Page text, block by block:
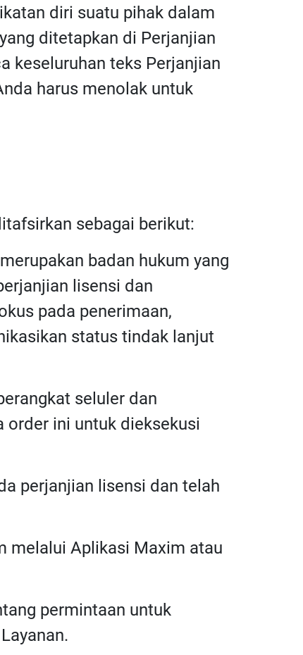
diri suatu pihak dalam
ditetapkan di Perjanjian
keseluruhan teks Perjanjian
harus menolak untuk
sebagai berikut:
badan hukum yang
lisensi dan
pada penerimaan,
status tindak lanjut
seluler dan
order ini untuk dieksekusi
perjanjian lisensi dan telah
melalui Aplikasi Maxim atau
permintaan untuk